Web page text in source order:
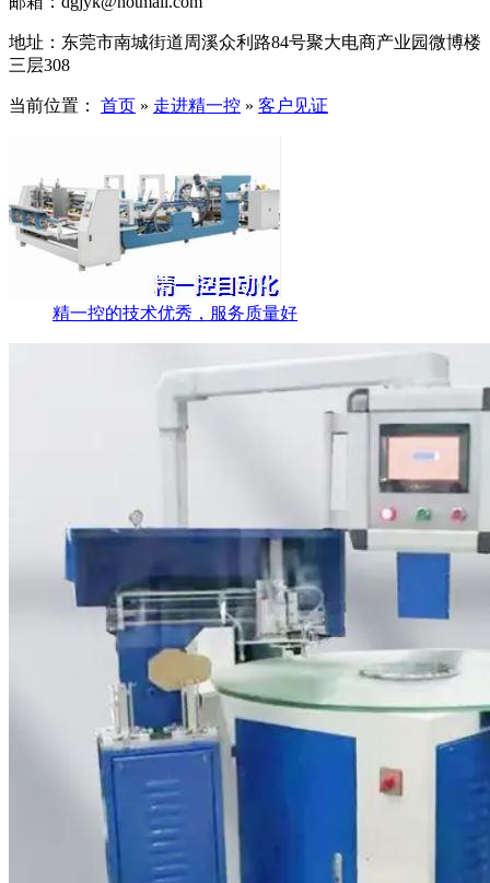
地址： 东莞市南城街道周溪众利路84号聚大电商产业园微博楼
三层308
当前位置： 首页 » 走进精一控 » 客户见证
精一控的技术优秀，服务质量好